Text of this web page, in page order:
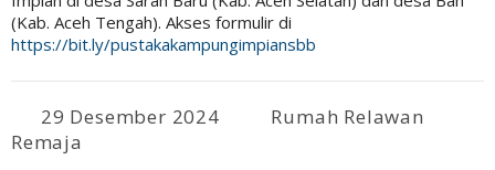
(Kab. Aceh Tengah). Akses formulir di
https://bit.ly/pustakakampungimpiansbb
29 Desember 2024
Rumah Relawan
Remaja